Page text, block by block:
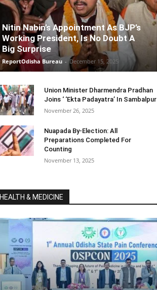
Nitin Nabin’s Appointment As BJP’s
Working President, Is No Doubt A
Big Surprise
ReportOdisha Bureau - December 15, 2025
Union Minister Dharmendra Pradhan
Joins ‘ ‘Ekta Padayatra’ In Sambalpur
November 26, 2025
Nuapada By-Election: All
Preparations Completed For
Counting
November 13, 2025
HEALTH & MEDICINE